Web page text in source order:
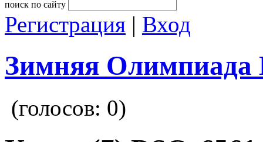
поиск по сайту
Регистрация | Вход
Зимняя Олимпиада
(голосов: 0)